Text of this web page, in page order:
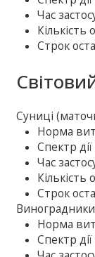
Час
Кількість
Строк
Суниці
Норма
Спектр дії
Час
Кількість
Строк
Виноградники
Норма
Спектр дії